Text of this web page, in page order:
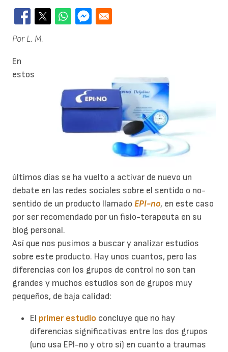
Por L. M.
En
estos
últimos días se ha vuelto a activar de nuevo un
debate en las redes sociales sobre el sentido o no-
sentido de un producto llamado EPI-no, en este caso
por ser recomendado por un fisio-terapeuta en su
blog personal.
Así que nos pusimos a buscar y analizar estudios
sobre este producto. Hay unos cuantos, pero las
diferencias con los grupos de control no son tan
grandes y muchos estudios son de grupos muy
pequeños, de baja calidad:
El primer estudio concluye que no hay
diferencias significativas entre los dos grupos
(uno usa EPI-no y otro sí) en cuanto a traumas